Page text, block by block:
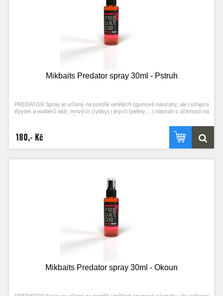
Mikbaits Predator spray 30ml - Pstruh
PREDATOR Spray je určený na postřik umělých (gumové nástrahy, ale i střapce
třpytek a woblerů atd), mrtvých (rybky) i jiných (pelety,…) nástrah s účinností na
postřik nechat chvilku zavadnout, nebo aplikovat předem. Lákavý signál pak
vydrží více náhozů. S produkty PREDATOR učiníte své návnady ještě
atraktivnější, neboť jim dodáte silnou vůni a velkou přitažlivost díky
180,- Kč
Mikbaits Predator spray 30ml - Okoun